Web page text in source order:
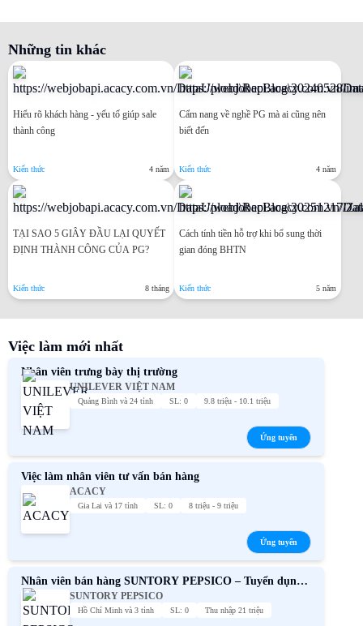
Việc làm mới nhất
Nhân viên trưng bày thị trường
UNILEVER VIỆT NAM
Quảng Bình và 24 tỉnh SL: 0 9.8 triệu - 10.1 triệu
Ứng tuyển
Việc làm nhân viên tư vấn bán hàng
ACACY
Gia Lai và 17 tỉnh SL: 0 8 triệu - 9 triệu
Ứng tuyển
Nhân viên bán hàng SUNTORY PEPSICO – Tuyển dụng
chính thứcSUNTORY PEPSICO
Hồ Chí Minh và 3 tỉnh SL: 0 Thu nhập 21 triệu
Những tin khác
Hiểu rõ khách hàng - yếu tố giúp sale
thành công
Kiến thức 4 năm
Cẩm nang về nghề PG mà ai cũng nên
biết đến
Kiến thức 4 năm
TẠI SAO 5 GIÂY ĐẦU LẠI QUYẾT
ĐỊNH THÀNH CÔNG CỦA PG?
Kiến thức 8 tháng
Cách tính tiền hỗ trợ khi bổ sung thời
gian đóng BHTN
Kiến thức 5 năm